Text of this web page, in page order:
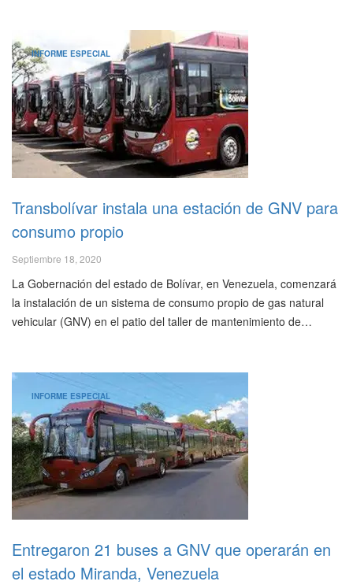
INFORME ESPECIAL
Transbolívar instala una estación de GNV para
consumo propio
Septiembre 18, 2020
La Gobernación del estado de Bolívar, en Venezuela, comenzará
la instalación de un sistema de consumo propio de gas natural
vehicular (GNV) en el patio del taller de mantenimiento de…
INFORME ESPECIAL
Entregaron 21 buses a GNV que operarán en
el estado Miranda, Venezuela